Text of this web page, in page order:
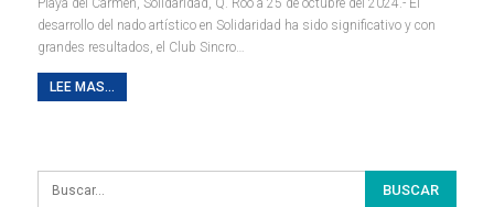
Playa del Carmen, Solidaridad, Q. Roo a 25 de octubre del 2024.- El
desarrollo del nado artístico en Solidaridad ha sido significativo y con
grandes resultados, el Club Sincro…
LEE MAS...